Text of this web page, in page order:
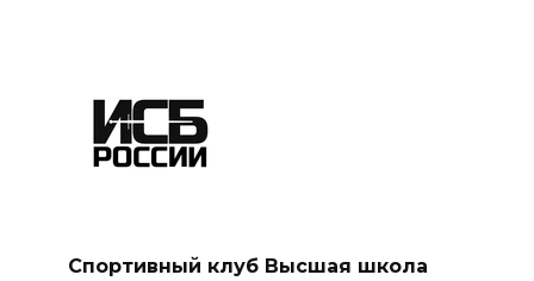
Спортивный клуб Высшая школа